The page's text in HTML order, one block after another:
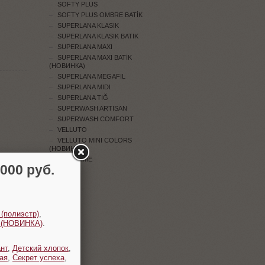
SOFTY PLUS
SOFTY PLUS OMBRE BATİK
SUPERLANA KLASIK
SUPERLANA KLASIK BATIK
SUPERLANA MAXI
SUPERLANA MAXI BATİK
(НОВИНКА)
SUPERLANA MEGAFIL
SUPERLANA MIDI
SUPERLANA TIĞ
SUPERWASH ARTISAN
SUPERWASH COMFORT
VELLUTO
VELLUTO MINI COLORS
(НОВИНКА)
WOOLTIME
руб.
(НОВИНКА)
, Детский хлопок
Секрет успеха